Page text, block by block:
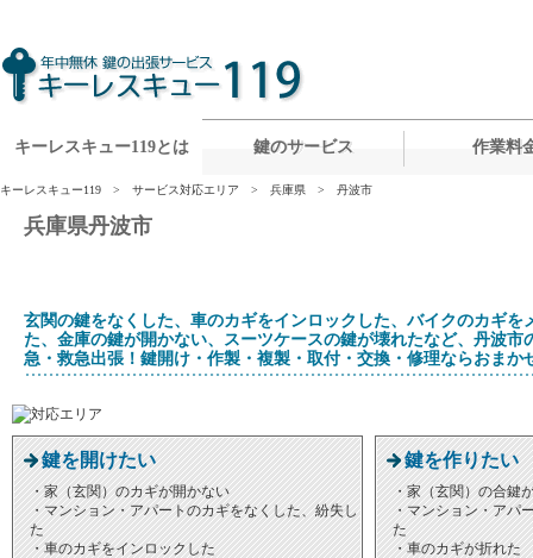
キーレスキュー119とは 鍵のサービス 作業料
キーレスキュー119 > サービス対応エリア > 兵庫県 > 丹波市
兵庫県丹波市
玄関の鍵をなくした、車のカギをインロックした、バイクのカギを
た、金庫の鍵が開かない、スーツケースの鍵が壊れたなど、丹波市
急・救急出張！鍵開け・作製・複製・取付・交換・修理ならおまか
鍵を開けたい
・家（玄関）のカギが開かない
・マンション・アパートのカギをなくした、紛失し
た
・車のカギをインロックした
鍵を作りたい
・家（玄関）の合鍵
・マンション・アパ
た
・車のカギが折れた